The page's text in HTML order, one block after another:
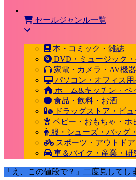
セールジャンル一覧
本・コミック・雑誌
DVD・ミュージック・
家電・カメラ・AV機器
パソコン・オフィス用
ホーム&キッチン・ペ
食品・飲料・お酒
ドラッグストア・ビ
ベビー・おもちゃ・ホ
服・シューズ・バッグ
スポーツ・アウトドア
車＆バイク・産業・研
「え、この値段で？」二度見して